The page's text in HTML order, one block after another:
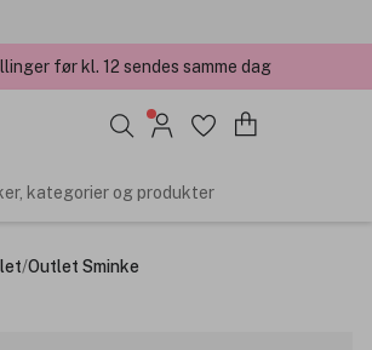
før kl. 12 sendes samme dag
Nettbutikk 2026 og 2025
kategorier og produkter
/Outlet Sminke